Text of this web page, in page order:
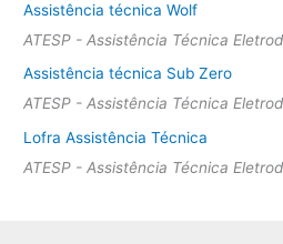
Assistência técnica Wolf
ATESP - Assistência Técnica
Assistência técnica Sub Zero
ATESP - Assistência Técnica
Lofra Assistência Técnica
ATESP - Assistência Técnica